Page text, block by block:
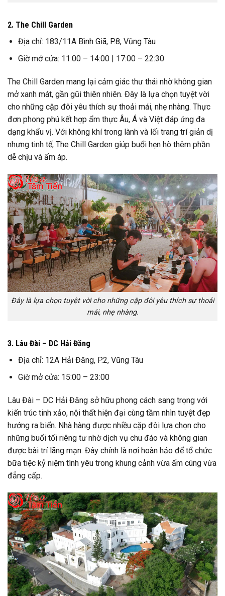
2. The Chill Garden
Địa chỉ: 183/11A Bình Giã, P.8, Vũng Tàu
Giờ mở cửa: 11:00 – 14:00 | 17:00 – 22:30
The Chill Garden mang lại cảm giác thư thái nhờ không gian
mở xanh mát, gần gũi thiên nhiên. Đây là lựa chọn tuyệt vời
cho những cặp đôi yêu thích sự thoải mái, nhẹ nhàng. Thực
đơn phong phú kết hợp ẩm thực Âu, Á và Việt đáp ứng đa
dạng khẩu vị. Với không khí trong lành và lối trang trí giản dị
nhưng tinh tế, The Chill Garden giúp buổi hẹn hò thêm phần
dễ chịu và ấm áp.
Đây là lựa chọn tuyệt vời cho những cặp đôi yêu thích sự thoải
mái, nhẹ nhàng.
3. Lâu Đài – DC Hải Đăng
Địa chỉ: 12A Hải Đăng, P.2, Vũng Tàu
Giờ mở cửa: 15:00 – 23:00
Lâu Đài – DC Hải Đăng sở hữu phong cách sang trọng với
kiến trúc tinh xảo, nội thất hiện đại cùng tầm nhìn tuyệt đẹp
hướng ra biển. Nhà hàng được nhiều cặp đôi lựa chọn cho
những buổi tối riêng tư nhờ dịch vụ chu đáo và không gian
được bài trí lãng mạn. Đây chính là nơi hoàn hảo để tổ chức
bữa tiệc kỷ niệm tình yêu trong khung cảnh vừa ấm cúng vừa
đẳng cấp.